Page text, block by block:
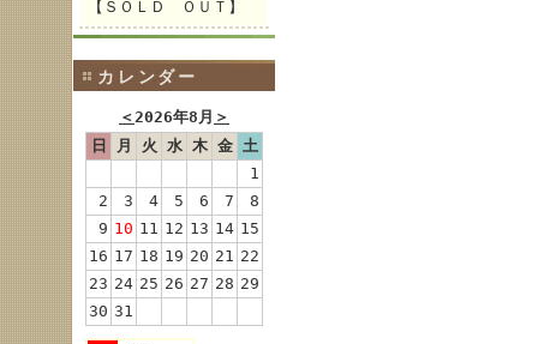
【ＳＯＬＤ ＯＵＴ】
カレンダー
＜2026年8月 ＞
日
月 火 水 木 金 土
1
2
3 4 5 6 7
8
9 10 11 12 13 14 15
16 17 18 19 20 21 22
23 24 25 26 27 28 29
30 31